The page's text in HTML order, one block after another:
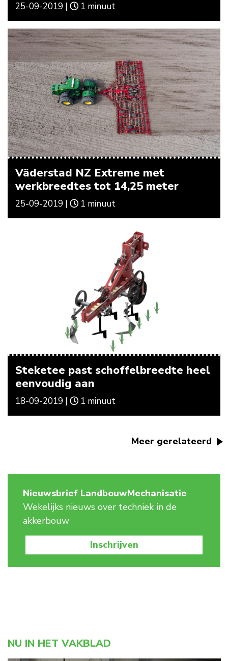
25-09-2019 | 1 minuut
Väderstad NZ Extreme met
werkbreedtes tot 14,25 meter
25-09-2019 | 1 minuut
Steketee past schoffelbreedte heel
eenvoudig aan
18-09-2019 | 1 minuut
Meer gerelateerd
Nieuwsbrief LandbouwMechanisatie
Wekelijks nieuws over techniek in de
akkerbouw
Inschrijven
NU IN HET VAKBLAD